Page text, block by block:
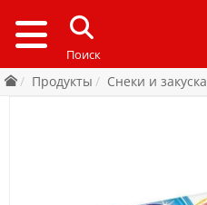
Продукты Снеки и закуска